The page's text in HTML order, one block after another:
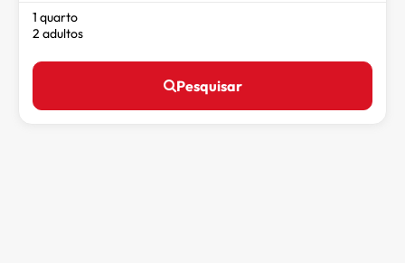
1 quarto
2 adultos
Pesquisar